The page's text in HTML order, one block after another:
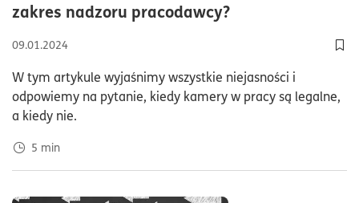
zakres nadzoru pracodawcy?czas
09.01.2024
W tym artykule wyjaśnimy wszystkie niejasności i
odpowiemy na pytanie, kiedy kamery w pracy są legalne,
a kiedy nie.
5 min